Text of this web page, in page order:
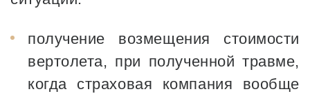
получение возмещения стоимости
вертолета, при полученной травме,
когда страховая компания вообще